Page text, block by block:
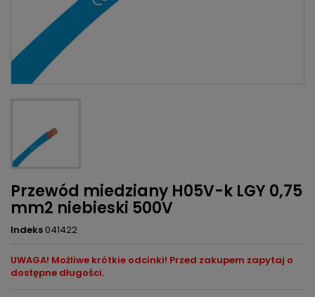
Przewód miedziany H05V-k LGY 0,75
mm2 niebieski 500V
Indeks 041422
UWAGA! Możliwe krótkie odcinki! Przed zakupem zapytaj o
dostępne długości.